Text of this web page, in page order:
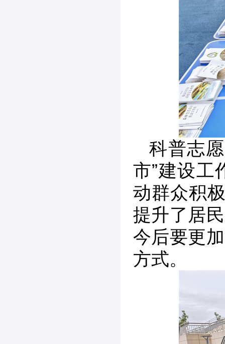
科普志
市”建设工
动群众积
提升了居
今后要更
方式。